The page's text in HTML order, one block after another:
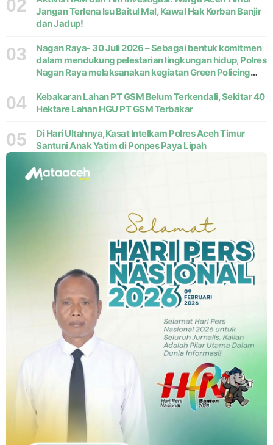
02
Jangan Terlena Isu Baitul Mal, Kawal Hak Korban Banjir
dan Jadup!
03
Nagan Raya- 30 Juli 2026 – Sebagai bentuk komitmen
dalam mendukung pelestarian lingkungan hidup, Polres
Nagan Raya melaksanakan kegiatan Green Policing
Kecamatan Beutong, Kabupaten
04
Kebakaran Lahan PT GSM Belum Terkendali, Sekitar 40
Hektare Lahan HGU PT GSM Terbakar
05
Di Hari Ultahnya,Kasat Intelkam Polres Aceh Timur
Santuni Anak Yatim di Ponpes Paya Lipah